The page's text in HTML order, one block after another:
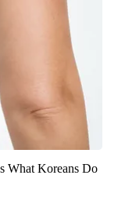
What Koreans Do